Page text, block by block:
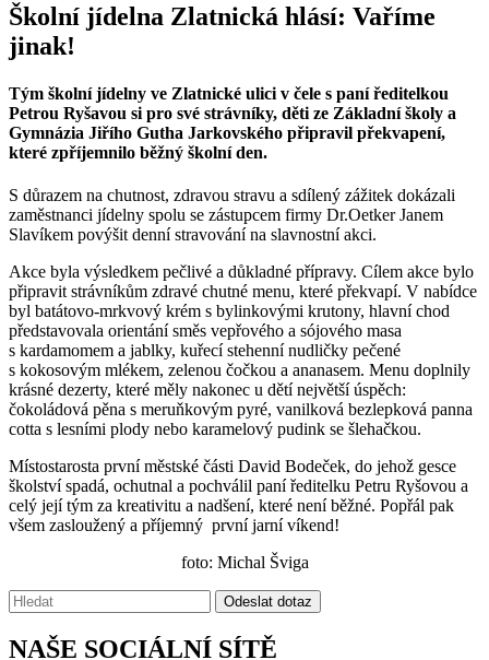
Školní jídelna Zlatnická hlásí: Vaříme
jinak!
Tým školní jídelny ve Zlatnické ulici v čele s paní ředitelkou
Petrou Ryšavou si pro své strávníky, děti ze Základní školy a
Gymnázia Jiřího Gutha Jarkovského připravil překvapení,
které zpříjemnilo běžný školní den.
S důrazem na chutnost, zdravou stravu a sdílený zážitek dokázali
zaměstnanci jídelny spolu se zástupcem firmy Dr.Oetker Janem
Slavíkem povýšit denní stravování na slavnostní akci.
Akce byla výsledkem pečlivé a důkladné přípravy. Cílem akce bylo
připravit strávníkům zdravé chutné menu, které překvapí. V nabídce
byl batátovo-mrkvový krém s bylinkovými krutony, hlavní chod
představovala orientání směs vepřového a sójového masa
s kardamomem a jablky, kuřecí stehenní nudličky pečené
s kokosovým mlékem, zelenou čočkou a ananasem. Menu doplnily
krásné dezerty, které měly nakonec u dětí největší úspěch:
čokoládová pěna s meruňkovým pyré, vanilková bezlepková panna
cotta s lesními plody nebo karamelový pudink se šlehačkou.
Místostarosta první městské části David Bodeček, do jehož gesce
školství spadá, ochutnal a pochválil paní ředitelku Petru Ryšovou a
celý její tým za kreativitu a nadšení, které není běžné. Popřál pak
všem zasloužený a příjemný první jarní víkend!
foto: Michal Šviga
Vyhledávání:
Odeslat dotaz
NAŠE SOCIÁLNÍ SÍTĚ